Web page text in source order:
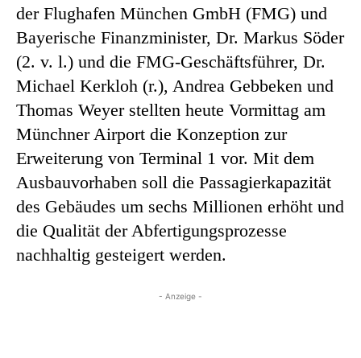
der Flughafen München GmbH (FMG) und
Bayerische Finanzminister, Dr. Markus Söder
(2. v. l.) und die FMG-Geschäftsführer, Dr.
Michael Kerkloh (r.), Andrea Gebbeken und
Thomas Weyer stellten heute Vormittag am
Münchner Airport die Konzeption zur
Erweiterung von Terminal 1 vor. Mit dem
Ausbauvorhaben soll die Passagierkapazität
des Gebäudes um sechs Millionen erhöht und
die Qualität der Abfertigungsprozesse
nachhaltig gesteigert werden.
- Anzeige -